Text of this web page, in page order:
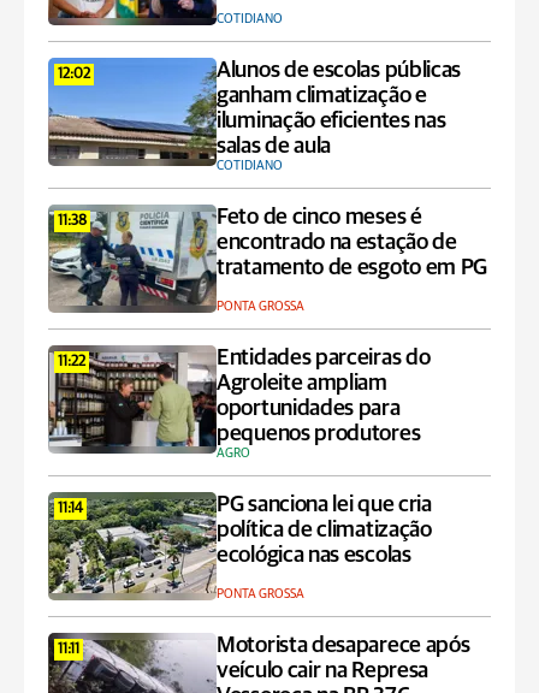
COTIDIANO
12:02
Alunos de escolas públicas
ganham climatização e
iluminação eficientes nas
salas de aula
COTIDIANO
11:38
Feto de cinco meses é
encontrado na estação de
tratamento de esgoto em PG
PONTA GROSSA
11:22
Entidades parceiras do
Agroleite ampliam
oportunidades para
pequenos produtores
AGRO
11:14
PG sanciona lei que cria
política de climatização
ecológica nas escolas
PONTA GROSSA
11:11
Motorista desaparece após
veículo cair na Represa